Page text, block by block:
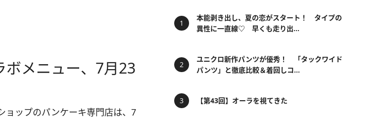
メニュー、7月23
ョップのパンケーキ専門店は、7
本能剥き出し、夏の恋がスタート！ タイプの
異性に一直線♡ 早くも走り出...
ユニクロ新作パンツが優秀！ 「タックワイド
パンツ」と徹底比較＆着回しコ...
【第43回】オーラを視てきた